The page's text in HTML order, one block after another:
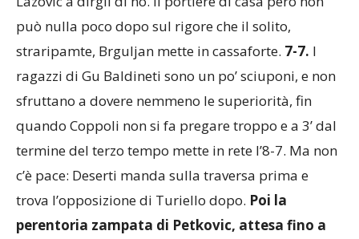
può nulla poco dopo sul rigore che il solito,
straripamte, Brguljan mette in cassaforte. 7-7. I
ragazzi di Gu Baldineti sono un po’ sciuponi, e non
sfruttano a dovere nemmeno le superiorità, fin
quando Coppoli non si fa pregare troppo e a 3’ dal
termine del terzo tempo mette in rete l’8-7. Ma non
c’è pace: Deserti manda sulla traversa prima e
trova l’opposizione di Turiello dopo. Poi la
perentoria zampata di Petkovic, attesa fino a